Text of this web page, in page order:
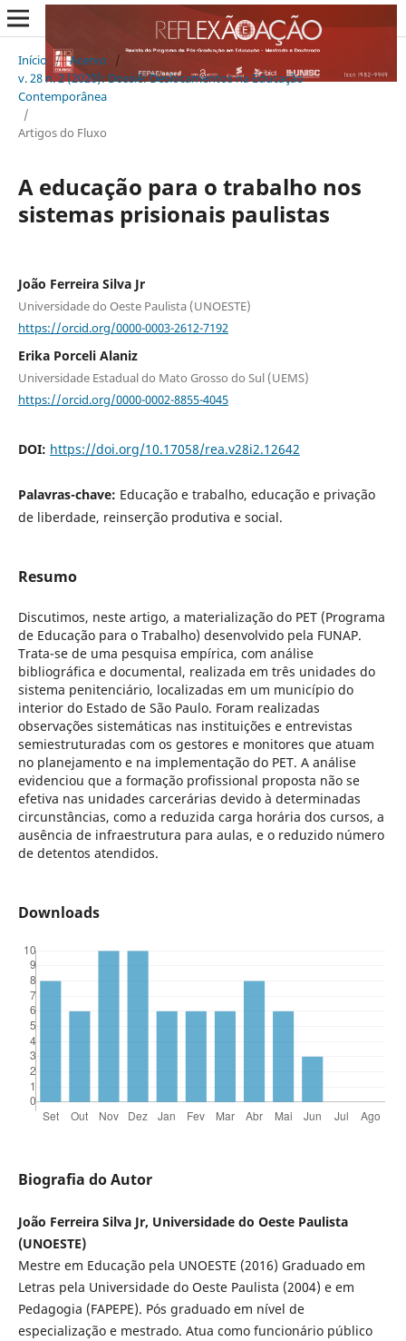
Início / Acervo
/
v. 28 n. 2 (2020): Dossiê: Deslocamentos na Educação
Contemporânea
/
Artigos do Fluxo
A educação para o trabalho nos
sistemas prisionais paulistas
João Ferreira Silva Jr
Universidade do Oeste Paulista (UNOESTE)
https://orcid.org/0000-0003-2612-7192
Erika Porceli Alaniz
Universidade Estadual do Mato Grosso do Sul (UEMS)
https://orcid.org/0000-0002-8855-4045
DOI: https://doi.org/10.17058/rea.v28i2.12642
Palavras-chave: Educação e trabalho, educação e privação
de liberdade, reinserção produtiva e social.
Resumo
Discutimos, neste artigo, a materialização do PET (Programa
de Educação para o Trabalho) desenvolvido pela FUNAP.
Trata-se de uma pesquisa empírica, com análise
bibliográfica e documental, realizada em três unidades do
sistema penitenciário, localizadas em um município do
interior do Estado de São Paulo. Foram realizadas
observações sistemáticas nas instituições e entrevistas
semiestruturadas com os gestores e monitores que atuam
no planejamento e na implementação do PET. A análise
evidenciou que a formação profissional proposta não se
efetiva nas unidades carcerárias devido à determinadas
circunstâncias, como a reduzida carga horária dos cursos, a
ausência de infraestrutura para aulas, e o reduzido número
de detentos atendidos.
Downloads
Biografia do Autor
João Ferreira Silva Jr, Universidade do Oeste Paulista
(UNOESTE)
Mestre em Educação pela UNOESTE (2016) Graduado em
Letras pela Universidade do Oeste Paulista (2004) e em
Pedagogia (FAPEPE). Pós graduado em nível de
especialização e mestrado. Atua como funcionário público